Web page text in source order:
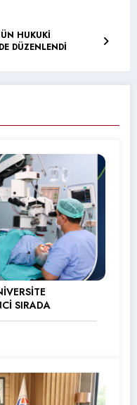
HUKUKİ
DÜZENLENDİ
SIRADA